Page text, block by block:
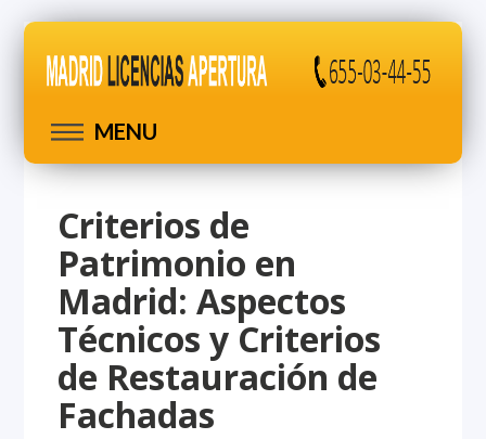
MENU
Criterios de
Patrimonio en
Madrid: Aspectos
Técnicos y Criterios
de Restauración de
Fachadas